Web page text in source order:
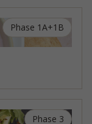
Phase 1A+1B
Phase 3